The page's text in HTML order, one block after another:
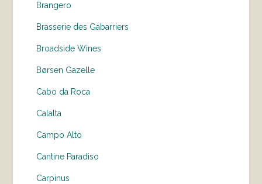
Brangero
Brasserie des Gabarriers
Broadside Wines
Børsen Gazelle
Cabo da Roca
Calalta
Campo Alto
Cantine Paradiso
Carpinus